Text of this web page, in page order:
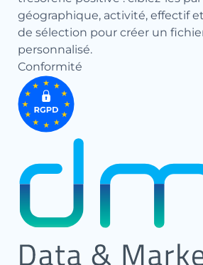
géographique, activité, effectif
de sélection pour créer un
personnalisé.
Conformité